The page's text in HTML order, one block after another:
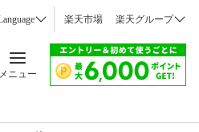
楽天市場 楽天グループ
メニュー